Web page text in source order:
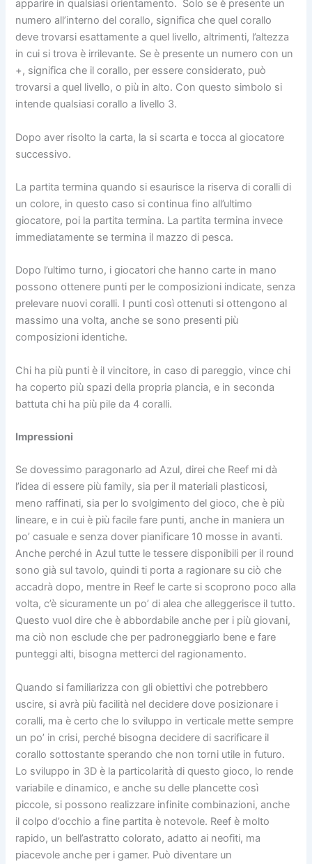
apparire in qualsiasi orientamento. Solo se è presente un
numero all’interno del corallo, significa che quel corallo
deve trovarsi esattamente a quel livello, altrimenti, l’altezza
in cui si trova è irrilevante. Se è presente un numero con un
+, significa che il corallo, per essere considerato, può
trovarsi a quel livello, o più in alto. Con questo simbolo si
intende qualsiasi corallo a livello 3.
Dopo aver risolto la carta, la si scarta e tocca al giocatore
successivo.
La partita termina quando si esaurisce la riserva di coralli di
un colore, in questo caso si continua fino all’ultimo
giocatore, poi la partita termina. La partita termina invece
immediatamente se termina il mazzo di pesca.
Dopo l’ultimo turno, i giocatori che hanno carte in mano
possono ottenere punti per le composizioni indicate, senza
prelevare nuovi coralli. I punti così ottenuti si ottengono al
massimo una volta, anche se sono presenti più
composizioni identiche.
Chi ha più punti è il vincitore, in caso di pareggio, vince chi
ha coperto più spazi della propria plancia, e in seconda
battuta chi ha più pile da 4 coralli.
Impressioni
Se dovessimo paragonarlo ad Azul, direi che Reef mi dà
l’idea di essere più family, sia per il materiali plasticosi,
meno raffinati, sia per lo svolgimento del gioco, che è più
lineare, e in cui è più facile fare punti, anche in maniera un
po’ casuale e senza dover pianificare 10 mosse in avanti.
Anche perché in Azul tutte le tessere disponibili per il round
sono già sul tavolo, quindi ti porta a ragionare su ciò che
accadrà dopo, mentre in Reef le carte si scoprono poco alla
volta, c’è sicuramente un po’ di alea che alleggerisce il tutto.
Questo vuol dire che è abbordabile anche per i più giovani,
ma ciò non esclude che per padroneggiarlo bene e fare
punteggi alti, bisogna metterci del ragionamento.
Quando si familiarizza con gli obiettivi che potrebbero
uscire, si avrà più facilità nel decidere dove posizionare i
coralli, ma è certo che lo sviluppo in verticale mette sempre
un po’ in crisi, perché bisogna decidere di sacrificare il
corallo sottostante sperando che non torni utile in futuro.
Lo sviluppo in 3D è la particolarità di questo gioco, lo rende
variabile e dinamico, e anche su delle plancette così
piccole, si possono realizzare infinite combinazioni, anche
il colpo d’occhio a fine partita è notevole. Reef è molto
rapido, un bell’astratto colorato, adatto ai neofiti, ma
piacevole anche per i gamer. Può diventare un